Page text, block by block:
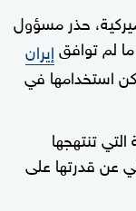
حذر مسؤول
لم توافقإيران
استخدامها في
تنتهجها
عن قدرتها على